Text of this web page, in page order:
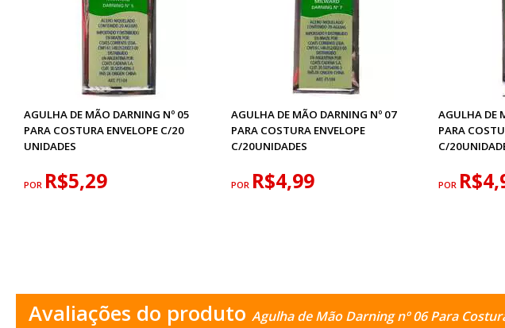
AGULHA DE MÃO DARNING Nº 05
PARA COSTURA ENVELOPE C/20
UNIDADES
POR R$5,29
AGULHA DE MÃO DARNING Nº 07
PARA COSTURA ENVELOPE
C/20UNIDADES
POR R$4,99
AGULHA DE
PARA
C/
POR
Avaliações do produto Agulha de Mão Darning nº 06 Para